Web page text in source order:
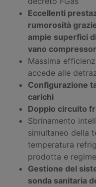
Eccellenti
rumorosità
ampie superfici
vano
Massima
accede alle
Configurazione
carichi
Doppio circuito
Sbrinamento
simultaneo della
temperatura
prodotta e
Gestione del
sonda sanitaria